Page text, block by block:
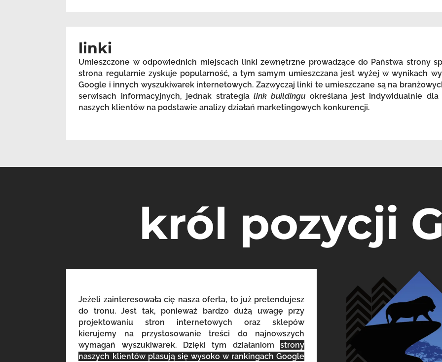
linki
Umieszczone w odpowiednich miejscach linki zewnętrzne prowadzące do Państwa strony
strona regularnie zyskuje popularność, a tym samym umieszczana jest wyżej w wynikach
Google i innych wyszukiwarek internetowych. Zazwyczaj linki te umieszczane są na
serwisach informacyjnych, jednak strategia link buildingu określana jest indywidualnie dla
naszych klientów na podstawie analizy działań marketingowych konkurencji.
król pozycji
Jeżeli zainteresowała cię nasza oferta, to już pretendujesz
do tronu. Jest tak, ponieważ bardzo dużą uwagę przy
projektowaniu stron internetowych oraz sklepów
kierujemy na przystosowanie treści do najnowszych
wymagań wyszukiwarek. Dzięki tym działaniomstrony
naszych klientów plasują się wysoko w rankingach Google